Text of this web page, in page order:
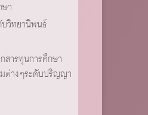
า
บวิทยานิพนธ์
สารทุนการศึกษา
ต่างๆระดับปริญญา